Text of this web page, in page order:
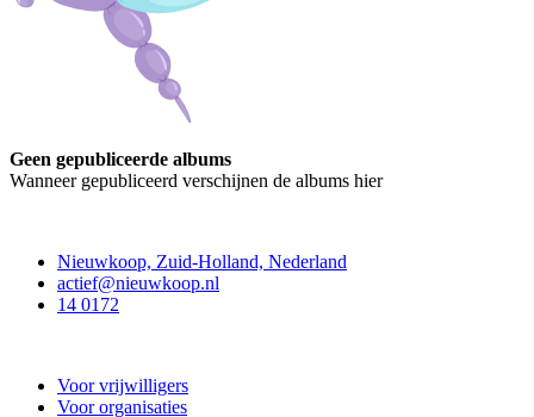
Geen gepubliceerde albums
Wanneer gepubliceerd verschijnen de albums hier
Nieuwkoop, Zuid-Holland, Nederland
actief@nieuwkoop.nl
14 0172
Voor vrijwilligers
Voor organisaties